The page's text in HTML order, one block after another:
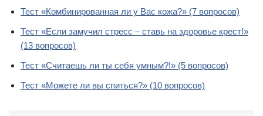
Тест «Комбинированная ли у Вас кожа?» (7 вопросов)
Тест «Если замучил стресс – ставь на здоровье крест!»
(13 вопросов)
Тест «Считаешь ли ты себя умным?!» (5 вопросов)
Тест «Можете ли вы спиться?» (10 вопросов)